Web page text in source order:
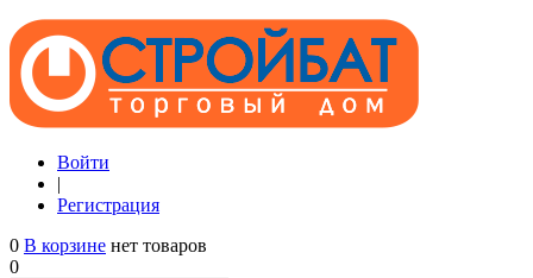
Войти
|
Регистрация
0 В корзине нет товаров
0